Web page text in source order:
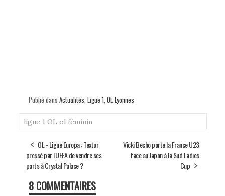
Publié dans Actualités, Ligue 1, OL Lyonnes
ligue 1 OL ol féminin
OL - Ligue Europa : Textor
pressé par l'UEFA de vendre ses
parts à Crystal Palace ?
Vicki Becho porte la France U23
face au Japon à la Sud Ladies
Cup
8 COMMENTAIRES